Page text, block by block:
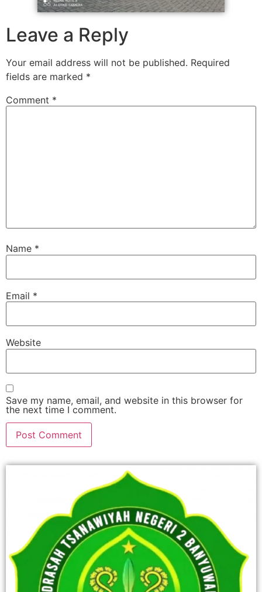
Leave a Reply
Your email address will not be published. Required
fields are marked *
Comment *
Name *
Email *
Website
Save my name, email, and website in this browser for
the next time I comment.